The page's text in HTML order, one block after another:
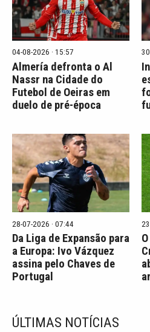
04-08-2026 · 15:57
Almería defronta o Al
Nassr na Cidade do
Futebol de Oeiras em
duelo de pré-época
28-07-2026 · 07:44
Da Liga de Expansão para
a Europa: Ivo Vázquez
assina pelo Chaves de
Portugal
ÚLTIMAS NOTÍCIAS